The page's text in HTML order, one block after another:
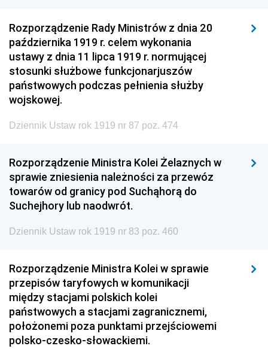
Rozporządzenie Rady Ministrów z dnia 20
października 1919 r. celem wykonania
ustawy z dnia 11 lipca 1919 r. normującej
stosunki służbowe funkcjonarjuszów
państwowych podczas pełnienia służby
wojskowej.
Dziennik Ustaw rok 1919 nr 87 poz. 474
Rozporządzenie Ministra Kolei Żelaznych w
sprawie zniesienia należności za przewóz
towarów od granicy pod Suchąhorą do
Suchejhory lub naodwrót.
Dziennik Ustaw rok 1919 nr 83 poz. 460
Rozporządzenie Ministra Kolei w sprawie
przepisów taryfowych w komunikacji
między stacjami polskich kolei
państwowych a stacjami zagranicznemi,
położonemi poza punktami przejściowemi
polsko-czesko-słowackiemi.